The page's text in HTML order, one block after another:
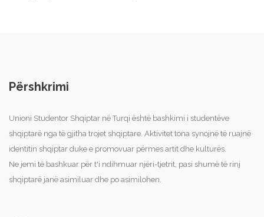
Përshkrimi
Unioni Studentor Shqiptar në Turqi është bashkimi i studentëve
shqiptarë nga të gjitha trojet shqiptare. Aktivitet tona synojnë të ruajnë
identitin shqiptar duke e promovuar përmes artit dhe kulturës.
Ne jemi të bashkuar për t'i ndihmuar njëri-tjetrit, pasi shumë të rinj
shqiptarë janë asimiluar dhe po asimilohen.